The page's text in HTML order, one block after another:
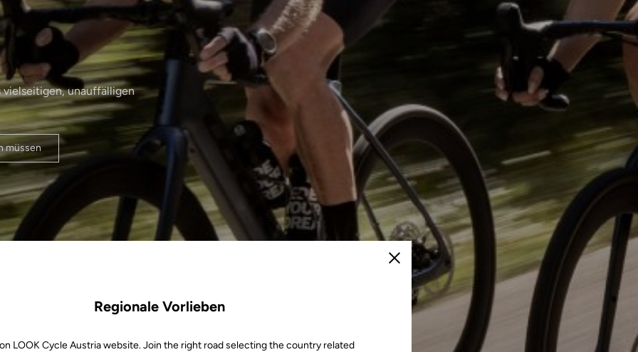
vielseitigen, unauffälligen
müssen
Schließen
Regionale Vorlieben
LOOK Cycle Austria website. Join the right road selecting the country related